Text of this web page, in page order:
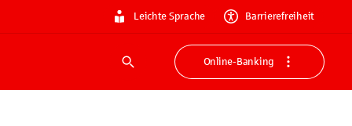
Leichte Sprache Barrierefreiheit
Suche
Online-Banking